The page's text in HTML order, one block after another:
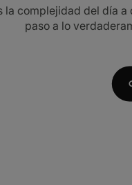
la complejidad del día
paso a lo